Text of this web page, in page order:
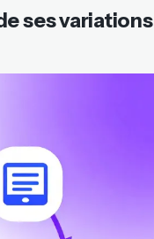
ses variations